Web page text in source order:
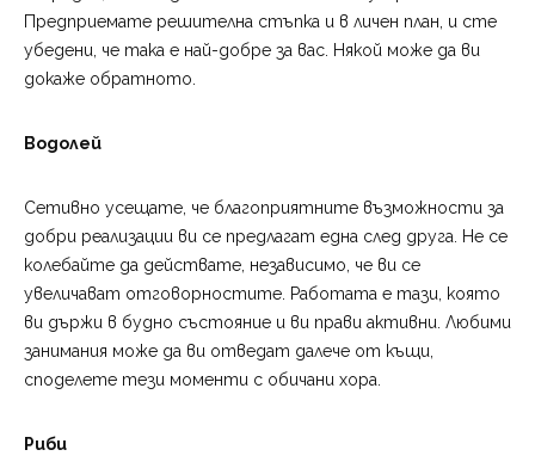
Предприемате решителна стъпка и в личен план, и сте
убедени, че така е най-добре за вас. Някой може да ви
докаже обратното.
Водолей
Сетивно усещате, че благоприятните възможности за
добри реализации ви се предлагат една след друга. Не се
колебайте да действате, независимо, че ви се
увеличават отговорностите. Работата е тази, която
ви държи в будно състояние и ви прави активни. Любими
занимания може да ви отведат далече от къщи,
споделете тези моменти с обичани хора.
Риби